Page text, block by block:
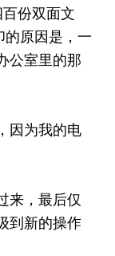
份双面文
的原因是，一
公室里的那
因为我的电
来，最后仅
到新的操作